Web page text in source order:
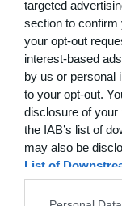
targeted
section to confirm
your opt-out
interest-based
by us or personal
to your opt-out.
disclosure of your
the IAB’s list of
may also be
List of
disclose it to
Fuglebjerg